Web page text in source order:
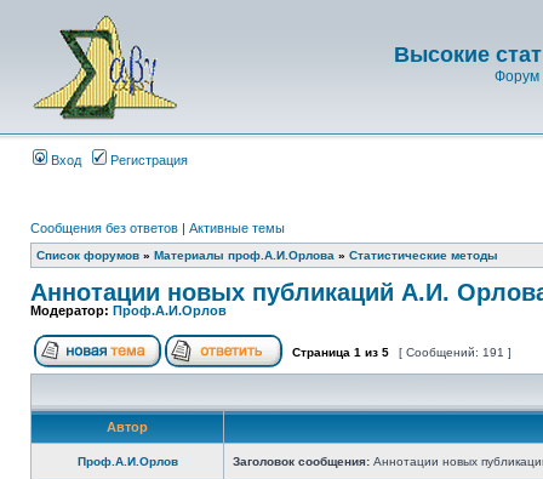
Высокие
Форум
Вход Регистрация
Сообщения без ответов | Активные темы
Список форумов » Материалы проф.А.И.Орлова » Статистические методы
Аннотации новых публикаций А.И.
Модератор: Проф.А.И.Орлов
Страница 1 из 5 [ Сообщений: 191 ]
Автор
Проф.А.И.Орлов Заголовок сообщения: Аннотации новых